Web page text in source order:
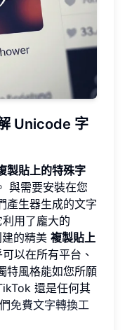
Unicode 字
製貼上的特殊字
與需要安裝在您
產生器生成的文字
利用了龐大的
的精美 複製貼上
以在所有平台、
特風格能如您所願
還是任何其
免費文字轉換工